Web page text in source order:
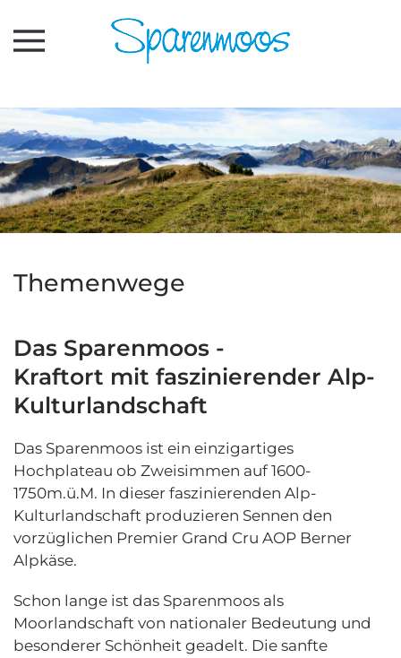
Zum Hauptinhalt springen
Themenwege
Das Sparenmoos -
Kraftort mit faszinierender Alp-
Kulturlandschaft
Das Sparenmoos ist ein einzigartiges
Hochplateau ob Zweisimmen auf 1600-
1750m.ü.M. In dieser faszinierenden Alp-
Kulturlandschaft produzieren Sennen den
vorzüglichen Premier Grand Cru AOP Berner
Alpkäse.
Schon lange ist das Sparenmoos als
Moorlandschaft von nationaler Bedeutung und
besonderer Schönheit geadelt. Die sanfte